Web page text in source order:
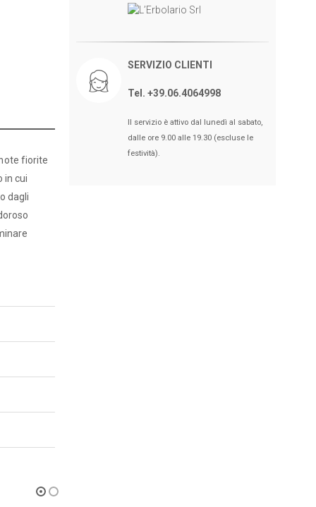
fiorite
in cui
dagli
SERVIZIO CLIENTI
Tel. +39.06.4064998
Il servizio è attivo dal lunedì al sabato,
dalle ore 9.00 alle 19.30 (escluse le
festività).